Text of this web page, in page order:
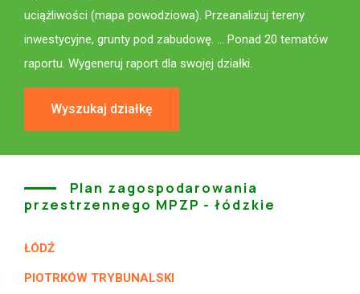
uciążliwości (mapa powodziowa). Przeanalizuj tereny
inwestycyjne, grunty pod zabudowę. ... Ponad 20 tematów
raportu. Wygeneruj raport dla swojej działki.
Wyszukaj działkę
Plan zagospodarowania
przestrzennego MPZP - łódzkie
ŁÓDŹ
PIOTRKÓW TRYBUNALSKI